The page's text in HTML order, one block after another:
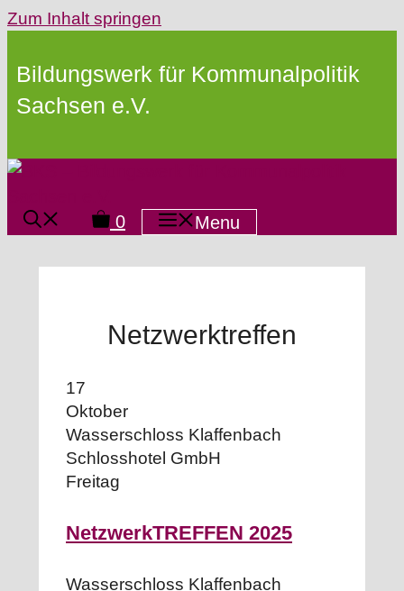
Zum Inhalt springen
Bildungswerk für Kommunalpolitik
Sachsen e.V.
0 Menu
Netzwerktreffen
17
Oktober
Wasserschloss Klaffenbach
Schlosshotel GmbH
Freitag
NetzwerkTREFFEN 2025
Wasserschloss Klaffenbach